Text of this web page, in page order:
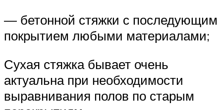
— бетонной стяжки с последующим
покрытием любыми материалами;
Сухая стяжка бывает очень
актуальна при необходимости
выравнивания полов по старым